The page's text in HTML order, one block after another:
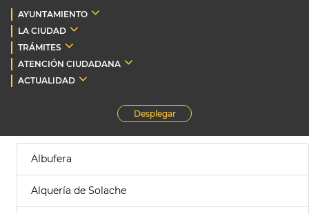
AYUNTAMIENTO
LA CIUDAD
TRÁMITES
ATENCIÓN CIUDADANA
ACTUALIDAD
Desplegar
Albufera
Alquería de Solache